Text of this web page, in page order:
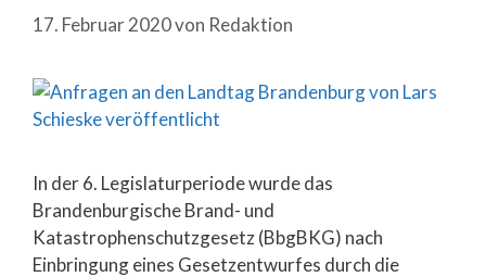
17. Februar 2020von Redaktion
In der 6. Legislaturperiode wurde das
Brandenburgische Brand- und
Katastrophenschutzgesetz (BbgBKG) nach
Einbringung eines Gesetzentwurfes durch die